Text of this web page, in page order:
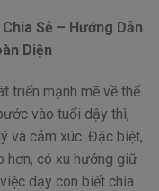
Sẻ – Hướng Dẫn
Diện
triển mạnh mẽ về thể
vào tuổi dậy thì,
và cảm xúc. Đặc biệt,
hơn, có xu hướng giữ
dạy con biết chia